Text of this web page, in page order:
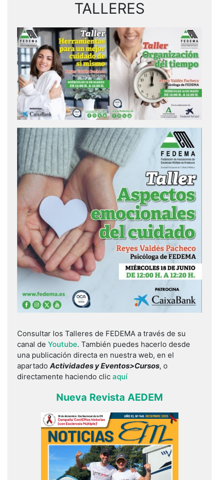
TALLERES
Consultar los Talleres de FEDEMA a través de su
canal de Youtube. También puedes hacerlo desde
una publicación directa en nuestra web, en el
apartado Actividades y Eventos>Cursos, o
directamente haciendo clic aquí
Nueva Revista AEDEM